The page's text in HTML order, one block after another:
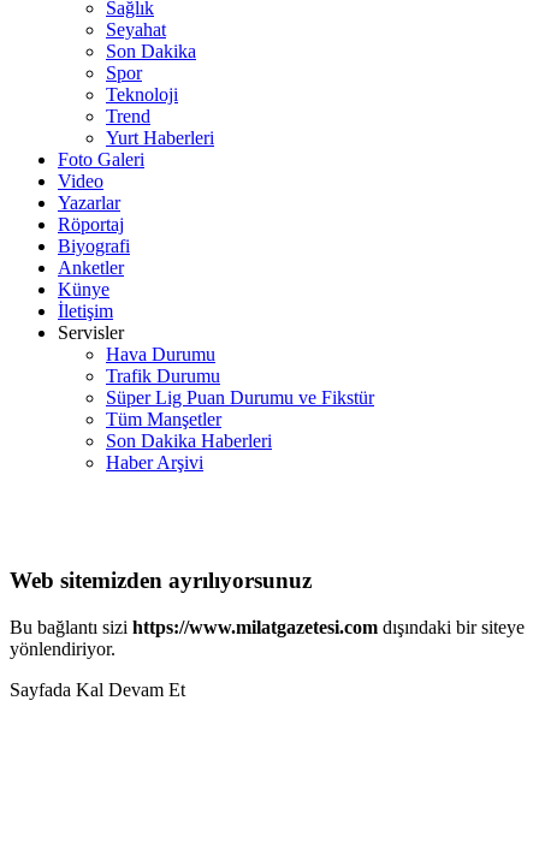
Sağlık
Seyahat
Son Dakika
Spor
Teknoloji
Trend
Yurt Haberleri
Foto Galeri
Video
Yazarlar
Röportaj
Biyografi
Anketler
Künye
İletişim
Servisler
Hava Durumu
Trafik Durumu
Süper Lig Puan Durumu ve Fikstür
Tüm Manşetler
Son Dakika Haberleri
Haber Arşivi
Web sitemizden ayrılıyorsunuz
Bu bağlantı sizi https://www.milatgazetesi.com dışındaki bir siteye
yönlendiriyor.
Sayfada Kal Devam Et